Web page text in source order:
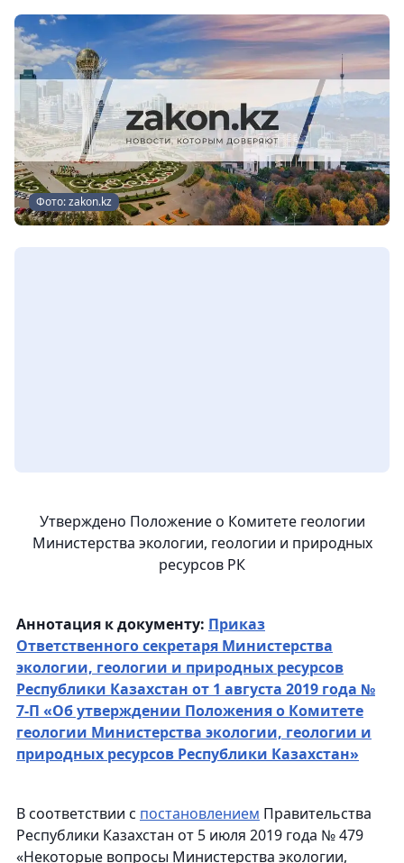
Фото: zakon.kz
Утверждено Положение о Комитете геологии
Министерства экологии, геологии и природных
ресурсов РК
Аннотация к документу: Приказ
Ответственного секретаря Министерства
экологии, геологии и природных ресурсов
Республики Казахстан от 1 августа 2019 года №
7-П «Об утверждении Положения о Комитете
геологии Министерства экологии, геологии и
природных ресурсов Республики Казахстан»
В соответствии с постановлением Правительства
Республики Казахстан от 5 июля 2019 года № 479
«Некоторые вопросы Министерства экологии,